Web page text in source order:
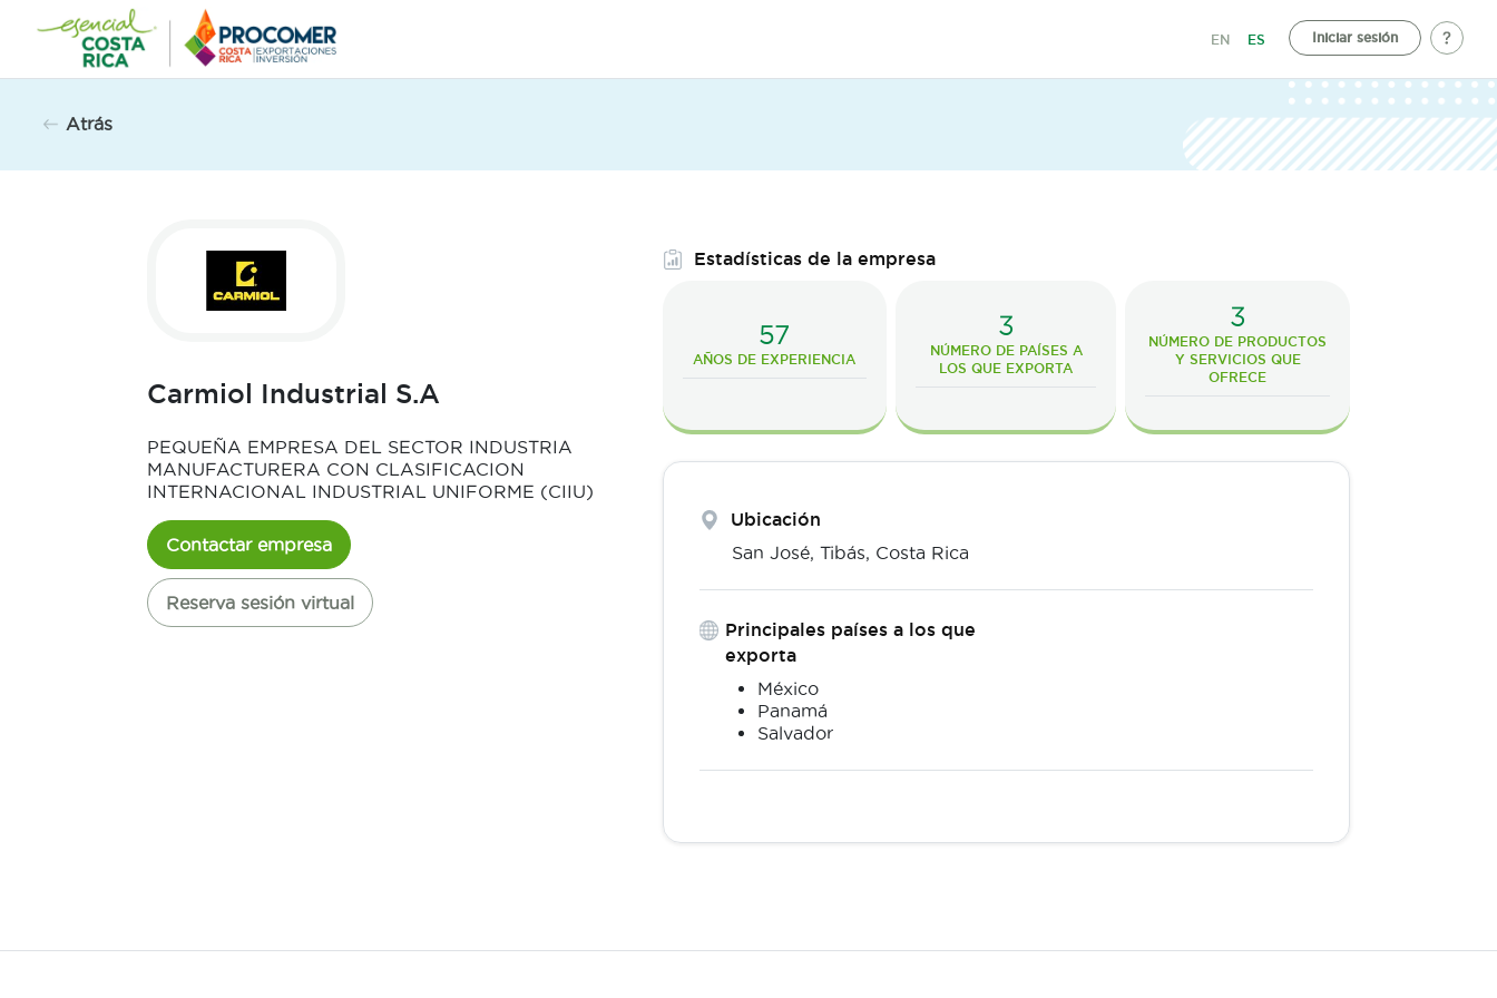
contenido
EN ES Iniciar sesión
Atrás
Carmiol Industrial S.A
PEQUEÑA EMPRESA DEL SECTOR INDUSTRIA
MANUFACTURERA CON CLASIFICACION
INTERNACIONAL INDUSTRIAL UNIFORME (CIIU)
Contactar empresa
Reserva sesión virtual
Estadísticas de la empresa
57
AÑOS DE EXPERIENCIA
3
NÚMERO DE PAÍSES A
LOS QUE EXPORTA
3
NÚMERO DE PRODUCTOS
Y SERVICIOS QUE
OFRECE
Ubicación
San José, Tibás, Costa Rica
Principales países a los que
exporta
México
Panamá
Salvador